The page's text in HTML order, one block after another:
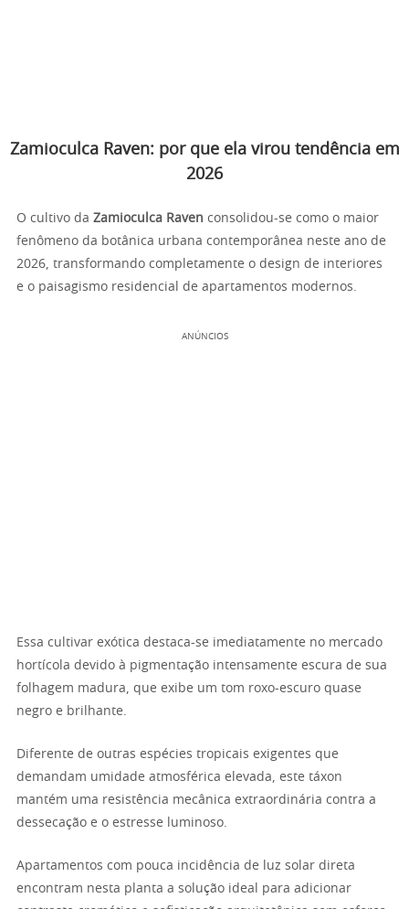
Zamioculca Raven: por que ela virou tendência em
2026
O cultivo da Zamioculca Raven consolidou-se como o maior
fenômeno da botânica urbana contemporânea neste ano de
2026, transformando completamente o design de interiores
e o paisagismo residencial de apartamentos modernos.
ANÚNCIOS
Essa cultivar exótica destaca-se imediatamente no mercado
hortícola devido à pigmentação intensamente escura de sua
folhagem madura, que exibe um tom roxo-escuro quase
negro e brilhante.
Diferente de outras espécies tropicais exigentes que
demandam umidade atmosférica elevada, este táxon
mantém uma resistência mecânica extraordinária contra a
dessecação e o estresse luminoso.
Apartamentos com pouca incidência de luz solar direta
encontram nesta planta a solução ideal para adicionar